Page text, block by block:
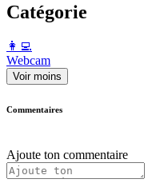
Catégorie
️👩‍💻️
Webcam
Voir moins
Commentaires
Ajoute ton commentaire